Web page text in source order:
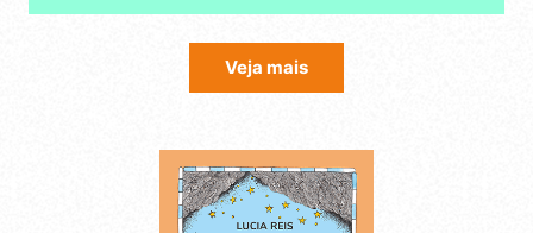
Veja mais